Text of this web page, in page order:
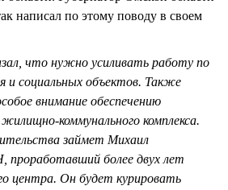
написал по этому поводу в своем
что нужно усиливать работу по
и социальных объектов. Также
внимание обеспечению
коммунального комплекса.
займет Михаил
более двух лет
центра. Он будет курировать